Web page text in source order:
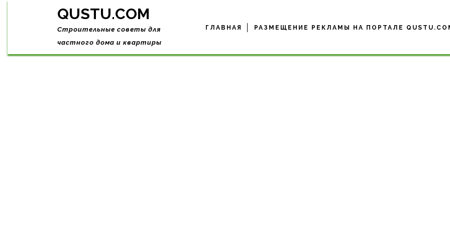
Skip
QUSTU.COM
Строительные советы для
частного дома и квартиры
ГЛАВНАЯ РАЗМЕЩЕНИЕ РЕКЛАМЫ НА ПОРТАЛЕ